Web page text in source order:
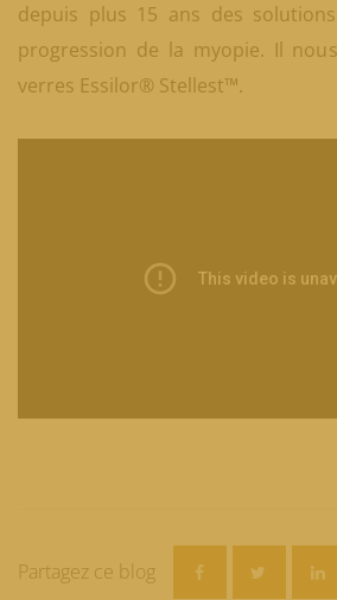
depuis plus 15 ans des
progression de la myopie. Il
verres Essilor® Stellest™.
Partagez ce blog